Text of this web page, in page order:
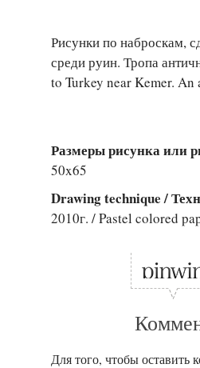
Рисунки по наброскам,
среди руин. Тропа
to Turkey near Kemer.
Размеры рисунка или
50x65
Drawing technique /
2010г. / Pastel colored
Для того, чтобы оставить